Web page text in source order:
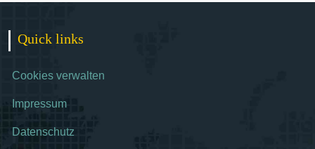
Quick links
Cookies verwalten
Impressum
Datenschutz